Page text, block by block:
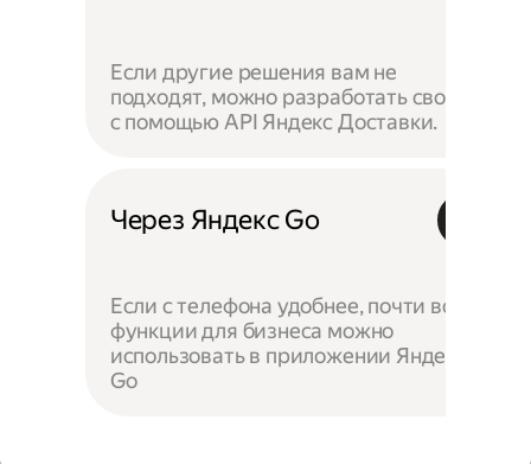
Если другие решения вам не
подходят, можно разработать своё —
с помощью API Яндекс Доставки.
Через Яндекс Go
Если с телефона удобнее, почти все
функции для бизнеса можно
использовать в приложении Яндекс
Go